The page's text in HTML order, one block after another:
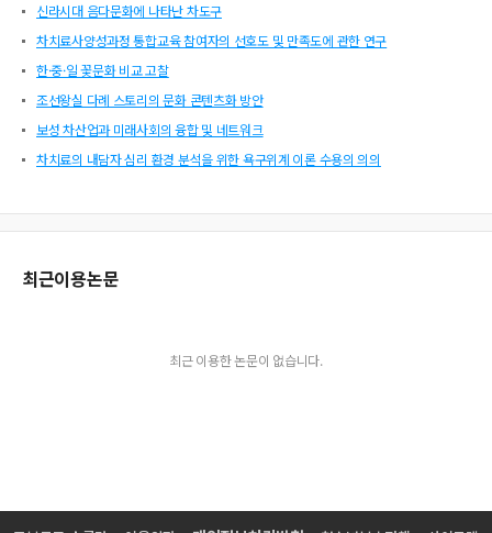
신라시대 음다문화에 나타난 차도구
차치료사양성과정 통합교육 참여자의 선호도 및 만족도에 관한 연구
한·중·일 꽃문화 비교 고찰
조선왕실 다례 스토리의 문화 콘텐츠화 방안
보성 차산업과 미래사회의 융합 및 네트워크
차치료의 내담자 심리 환경 분석을 위한 욕구위계 이론 수용의 의의
최근이용논문
최근 이용한 논문이 없습니다.